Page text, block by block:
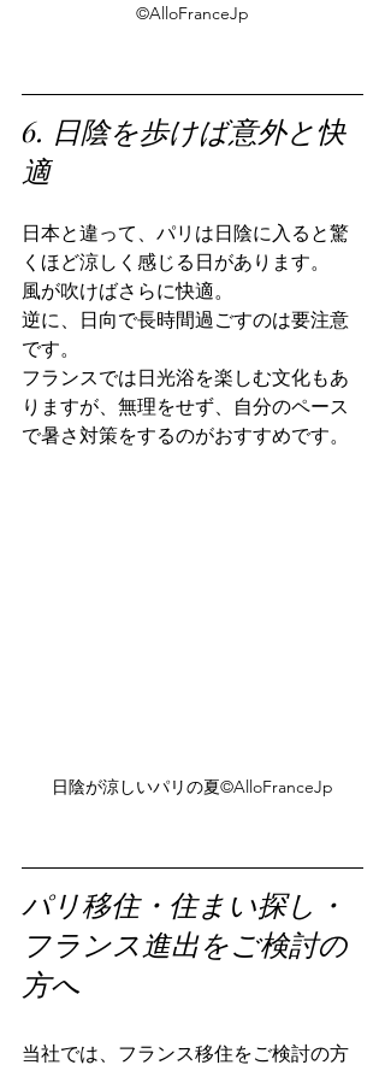
©️AlloFranceJp
6. 日陰を歩けば意外と快
適
日本と違って、パリは日陰に入ると驚
くほど涼しく感じる日があります。
風が吹けばさらに快適。
逆に、日向で長時間過ごすのは要注意
です。
フランスでは日光浴を楽しむ文化もあ
りますが、無理をせず、自分のペース
で暑さ対策をするのがおすすめです。
日陰が涼しいパリの夏©️AlloFranceJp
パリ移住・住まい探し・
フランス進出をご検討の
方へ
当社では、フランス移住をご検討の方